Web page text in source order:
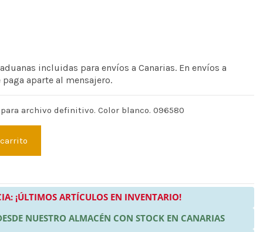
incluidas para envíos a Canarias. En envíos a
paga aparte al mensajero.
archivo definitivo. Color blanco. 096580
¡ÚLTIMOS ARTÍCULOS EN INVENTARIO!
NUESTRO ALMACÉN CON STOCK EN CANARIAS